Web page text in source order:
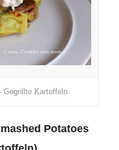
Gegrillte Kartoffeln
Potatoes